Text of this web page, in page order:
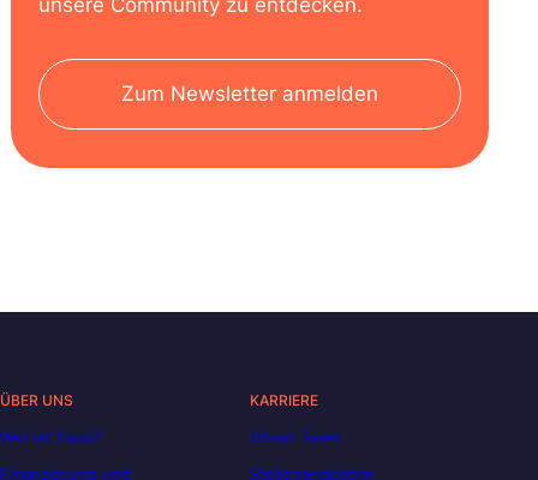
unsere Community zu entdecken.
Zum Newsletter anmelden
ÜBER UNS
Wer ist Liora?
Finanzierung und
KARRIERE
Unser Team
Stellenangebote